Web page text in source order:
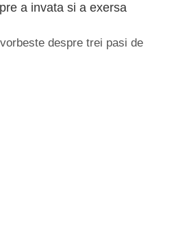
a invata si a exersa
despre trei pasi de